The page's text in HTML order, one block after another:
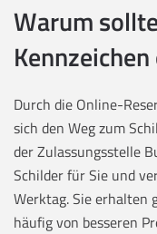
Warum
Durch die Online-
sich den Weg zum
der Zulassungsstelle
Schilder für Sie und
Werktag. Sie
häufig von besseren